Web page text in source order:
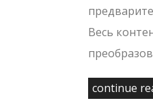
Весь
continue